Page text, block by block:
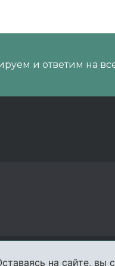
и ответим на
на сайте, вы